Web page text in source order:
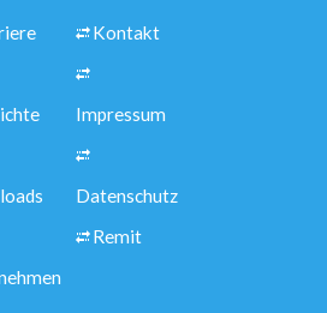
Kontakt
Impressum
Datenschutz
Remit